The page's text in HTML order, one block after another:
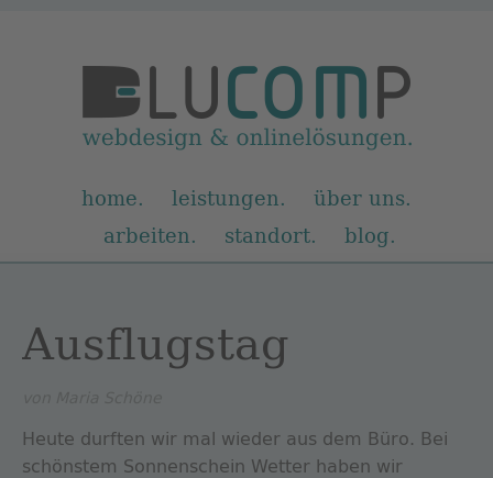
Navigation
überspringen
home leistungen
über uns
arbeiten
standort blog
Ausflugstag
Heute durften wir mal wieder aus dem Büro. Bei
schönstem Sonnenschein Wetter haben wir